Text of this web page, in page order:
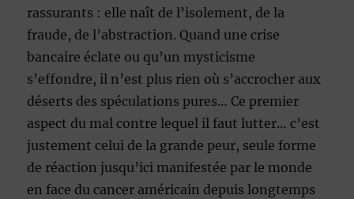
rassurants : elle naît de l’isolement, de la
fraude, de l’abstraction. Quand une crise
bancaire éclate ou qu’un mysticisme
s’effondre, il n’est plus rien où s’accrocher aux
déserts des spéculations pures… Ce premier
aspect du mal contre lequel il faut lutter… c’est
justement celui de la grande peur, seule forme
de réaction jusqu’ici manifestée par le monde
en face du cancer américain depuis longtemps